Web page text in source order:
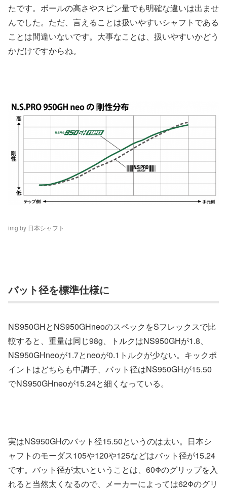
たです。ボールの高さやスピン量でも明確な違いは出ませ
んでした。ただ、言えることは扱いやすいシャフトである
ことは間違いないです。大事なことは、扱いやすいかどう
かだけですからね。
img by 日本シャフト
バット径を標準仕様に
NS950GHとNS950GHneoのスペックをSフレックスで比
較すると、重量は同じ98g、トルクはNS950GHが1.8、
NS950GHneoが1.7とneoが0.1トルクが少ない。キックポ
イントはどちらも中調子、バット径はNS950GHが15.50
でNS950GHneoが15.24と細くなっている。
実はNS950GHのバット径15.50というのは太い。日本シ
ャフトのモーダス105や120や125などはバット径が15.24
です。バット径が太いということは、60Φのグリップを入
れると当然太くなるので、メーカーによっては62Φのグリ